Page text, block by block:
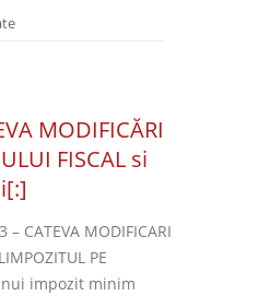
MODIFICĂRI
FISCAL si
CATEVA MODIFICARI
PE
impozit minim